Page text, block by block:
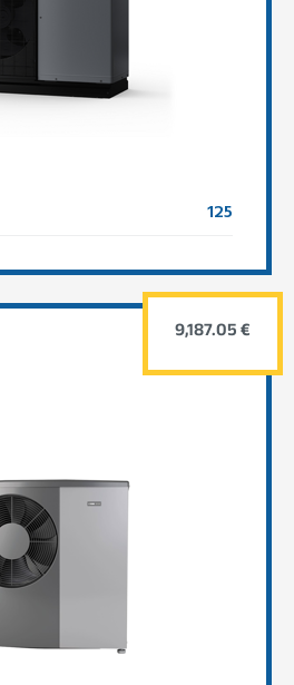
125
9,187.05 €